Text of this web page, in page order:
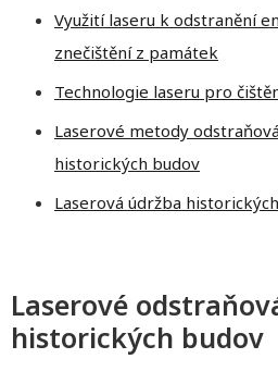
Využití laseru k odstranění
znečištění z památek
Technologie laseru pro
Laserové metody
historických budov
Laserová údržba
Laserové
historických budov